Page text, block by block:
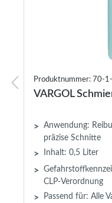
Produktnummer: 70-
VARGOL
>
Anwendung:
präzise Schnitte
> Inhalt: 0,5 Liter
>
CLP-Verordnung
> Passend für: Alle